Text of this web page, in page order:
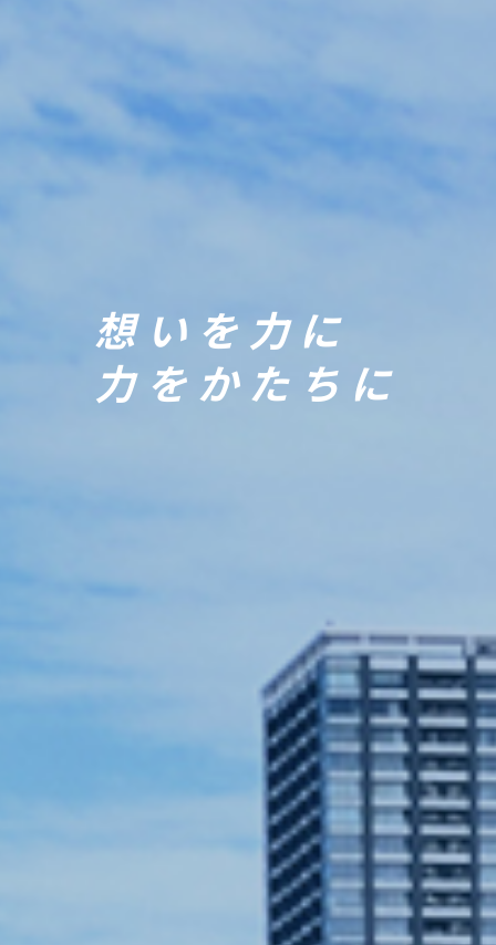
想いを力に
力をかたちに